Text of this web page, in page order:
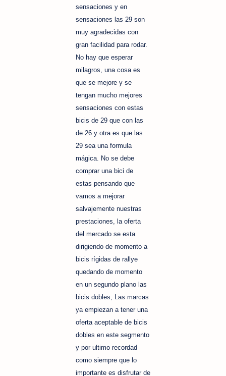
sensaciones y en
sensaciones las 29 son
muy agradecidas con
gran facilidad para rodar.
No hay que esperar
milagros, una cosa es
que se mejore y se
tengan mucho mejores
sensaciones con estas
bicis de 29 que con las
de 26 y otra es que las
29 sea una formula
mágica. No se debe
comprar una bici de
estas pensando que
vamos a mejorar
salvajemente nuestras
prestaciones, la oferta
del mercado se esta
dirigiendo de momento a
bicis rígidas de rallye
quedando de momento
en un segundo plano las
bicis dobles, Las marcas
ya empiezan a tener una
oferta aceptable de bicis
dobles en este segmento
y por ultimo recordad
como siempre que lo
importante es disfrutar de